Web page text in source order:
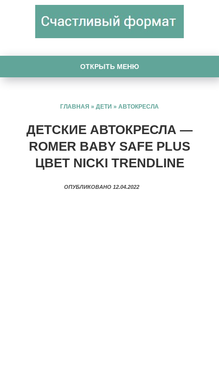
ОТКРЫТЬ МЕНЮ
ГЛАВНАЯ » ДЕТИ » АВТОКРЕСЛА
ДЕТСКИЕ АВТОКРЕСЛА —
ROMER BABY SAFE PLUS
ЦВЕТ NICKI TRENDLINE
ОПУБЛИКОВАНО 12.04.2022